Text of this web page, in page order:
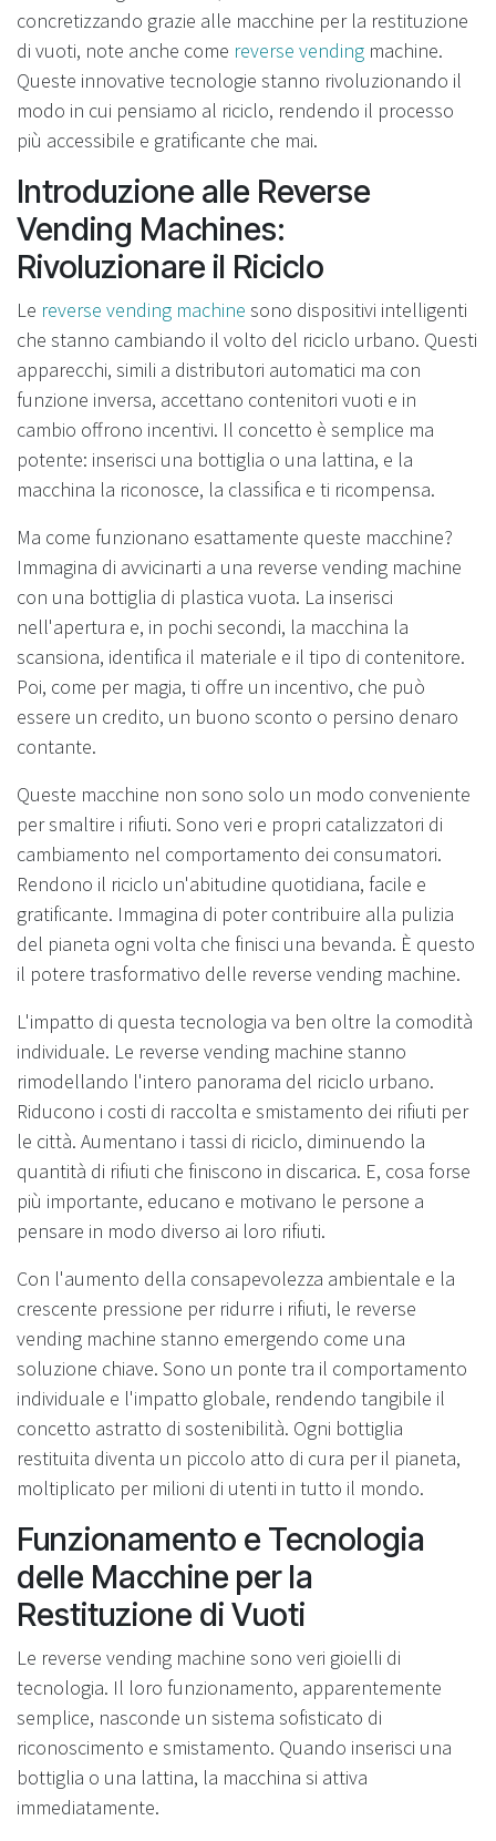
concretizzando grazie alle macchine per la restituzione
di vuoti, note anche come reverse vending machine.
Queste innovative tecnologie stanno rivoluzionando il
modo in cui pensiamo al riciclo, rendendo il processo
più accessibile e gratificante che mai.
Introduzione alle Reverse
Vending Machines:
Rivoluzionare il Riciclo
Le reverse vending machine sono dispositivi intelligenti
che stanno cambiando il volto del riciclo urbano. Questi
apparecchi, simili a distributori automatici ma con
funzione inversa, accettano contenitori vuoti e in
cambio offrono incentivi. Il concetto è semplice ma
potente: inserisci una bottiglia o una lattina, e la
macchina la riconosce, la classifica e ti ricompensa.
Ma come funzionano esattamente queste macchine?
Immagina di avvicinarti a una reverse vending machine
con una bottiglia di plastica vuota. La inserisci
nell'apertura e, in pochi secondi, la macchina la
scansiona, identifica il materiale e il tipo di contenitore.
Poi, come per magia, ti offre un incentivo, che può
essere un credito, un buono sconto o persino denaro
contante.
Queste macchine non sono solo un modo conveniente
per smaltire i rifiuti. Sono veri e propri catalizzatori di
cambiamento nel comportamento dei consumatori.
Rendono il riciclo un'abitudine quotidiana, facile e
gratificante. Immagina di poter contribuire alla pulizia
del pianeta ogni volta che finisci una bevanda. È questo
il potere trasformativo delle reverse vending machine.
L'impatto di questa tecnologia va ben oltre la comodità
individuale. Le reverse vending machine stanno
rimodellando l'intero panorama del riciclo urbano.
Riducono i costi di raccolta e smistamento dei rifiuti per
le città. Aumentano i tassi di riciclo, diminuendo la
quantità di rifiuti che finiscono in discarica. E, cosa forse
più importante, educano e motivano le persone a
pensare in modo diverso ai loro rifiuti.
Con l'aumento della consapevolezza ambientale e la
crescente pressione per ridurre i rifiuti, le reverse
vending machine stanno emergendo come una
soluzione chiave. Sono un ponte tra il comportamento
individuale e l'impatto globale, rendendo tangibile il
concetto astratto di sostenibilità. Ogni bottiglia
restituita diventa un piccolo atto di cura per il pianeta,
moltiplicato per milioni di utenti in tutto il mondo.
Funzionamento e Tecnologia
delle Macchine per la
Restituzione di Vuoti
Le reverse vending machine sono veri gioielli di
tecnologia. Il loro funzionamento, apparentemente
semplice, nasconde un sistema sofisticato di
riconoscimento e smistamento. Quando inserisci una
bottiglia o una lattina, la macchina si attiva
immediatamente.